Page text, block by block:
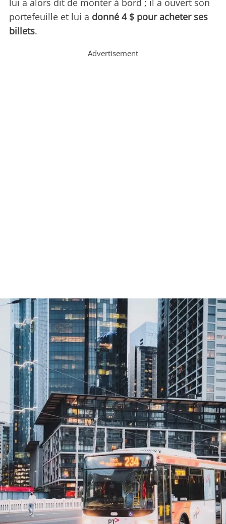
lui a alors dit de monter à bord ; il a ouvert son
portefeuille et lui a donné 4 $ pour acheter ses
billets.
Advertisement